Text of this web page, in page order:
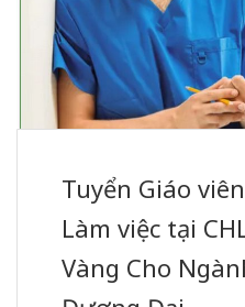
Tuyển Giáo
Làm việc tại
Vàng Cho